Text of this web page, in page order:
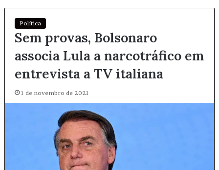
Política
Sem provas, Bolsonaro
associa Lula a narcotráfico em
entrevista a TV italiana
1 de novembro de 2021